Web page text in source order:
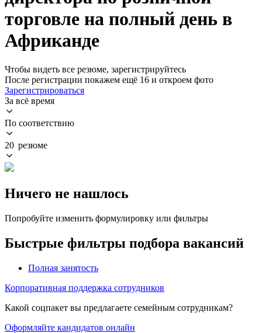
торговле на полный день в
Африканде
Чтобы видеть все резюме, зарегистрируйтесь
После регистрации покажем ещё 16 и откроем фото
Зарегистрироваться
За всё время
По соответствию
20 резюме
Ничего не нашлось
Попробуйте изменить формулировку или фильтры
Быстрые фильтры подбора вакансий
Полная занятость
Корпоративная поддержка сотрудников
Какой соцпакет вы предлагаете семейным сотрудникам?
Оформляйте кандидатов онлайн